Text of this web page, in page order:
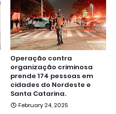
Operação contra
organização criminosa
prende 174 pessoas em
cidades do Nordeste e
Santa Catarina.
February 24, 2025